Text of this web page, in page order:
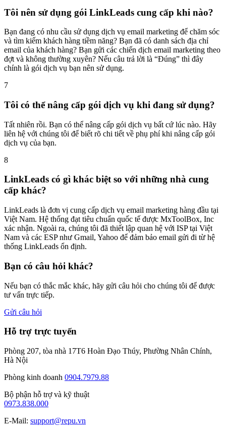
Tôi nên sử dụng gói LinkLeads cung cấp khi nào?
Bạn đang có nhu cầu sử dụng dịch vụ email marketing để chăm sóc
và tìm kiếm khách hàng tiềm năng? Bạn đã có danh sách địa chỉ
email của khách hàng? Bạn gửi các chiến dịch email marketing theo
đợt và không thường xuyên? Nếu câu trả lời là “Đúng” thì đây
chính là gói dịch vụ bạn nên sử dụng.
7
Tôi có thể nâng cấp gói dịch vụ khi đang sử dụng?
Tất nhiên rồi. Bạn có thể nâng cấp gói dịch vụ bất cứ lúc nào. Hãy
liên hệ với chúng tôi để biết rõ chi tiết về phụ phí khi nâng cấp gói
dịch vụ của bạn.
8
LinkLeads có gì khác biệt so với những nhà cung
cấp khác?
LinkLeads là đơn vị cung cấp dịch vụ email marketing hàng đầu tại
Việt Nam. Hệ thống đạt tiêu chuẩn quốc tế được MxToolBox, Inc
xác nhận. Ngoài ra, chúng tôi đã thiết lập quan hệ với ISP tại Việt
Nam và các ESP như Gmail, Yahoo để đảm bảo email gửi đi từ hệ
thống LinkLeads ổn định.
Bạn có câu hỏi khác?
Nếu bạn có thắc mắc khác, hãy gửi câu hỏi cho chúng tôi để được
tư vấn trực tiếp.
Gửi câu hỏi
Hỗ trợ trực tuyến
Phòng 207, tòa nhà 17T6 Hoàn Đạo Thúy, Phường Nhân Chính,
Hà Nội
Phòng kinh doanh 0904.7979.88
Bộ phận hỗ trợ và kỹ thuật
0973.838.000
E-Mail: support@repu.vn